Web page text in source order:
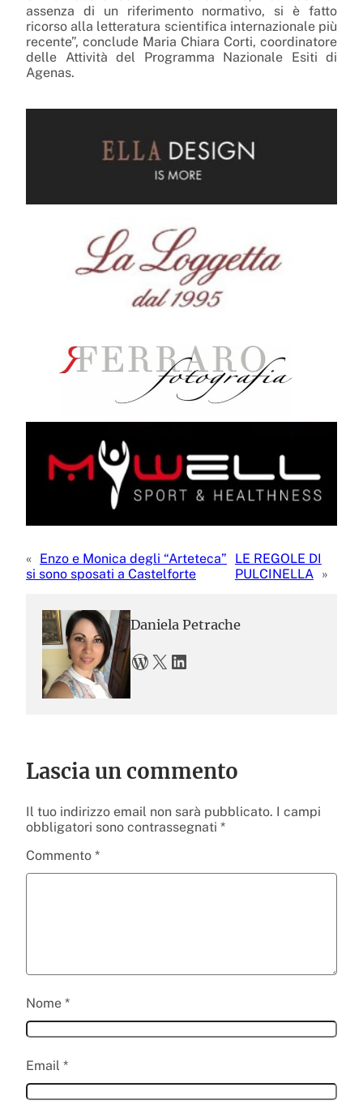
assenza di un riferimento normativo, si è fatto
ricorso alla letteratura scientifica internazionale più
recente”, conclude Maria Chiara Corti, coordinatore
delle Attività del Programma Nazionale Esiti di
Agenas.
« Enzo e Monica degli “Arteteca”
si sono sposati a Castelforte
LE REGOLE DI
PULCINELLA »
Daniela Petrache
WordPress X LinkedIn
Lascia un commento
Il tuo indirizzo email non sarà pubblicato. I campi
obbligatori sono contrassegnati *
Commento *
Nome *
Email *